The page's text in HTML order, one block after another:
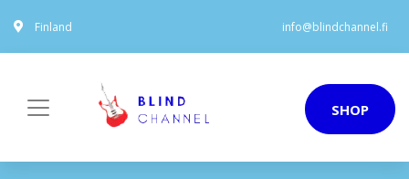
Finland info@blindchannel.fi
SHOP